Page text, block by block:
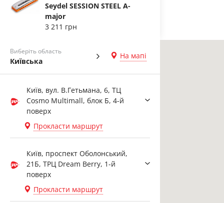
Seydel SESSION STEEL A-
major
3 211 грн
Виберіть область
Київська
На мапі
Київ, вул. В.Гетьмана, 6, ТЦ
Cosmo Multimall, блок Б, 4-й
поверх
Прокласти маршрут
Київ, проспект Оболонський,
21Б, ТРЦ Dream Berry, 1-й
поверх
Прокласти маршрут